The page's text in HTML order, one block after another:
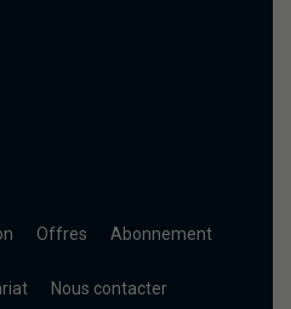
Offres Abonnement
Nous contacter